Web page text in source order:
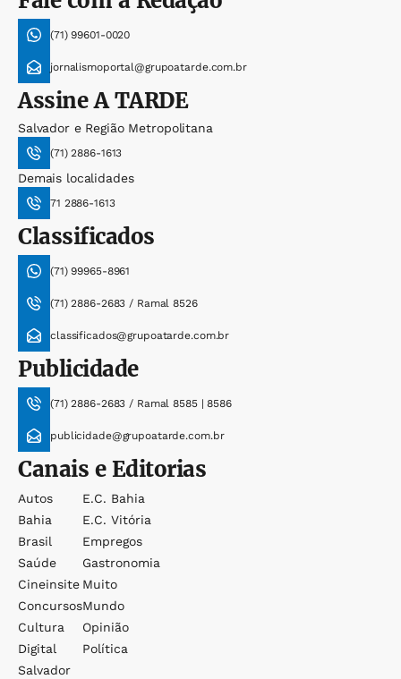
(71) 99601-0020
jornalismoportal@grupoatarde.com.br
AssineA TARDE
Salvador e Região Metropolitana
(71) 2886-1613
Demais localidades
71 2886-1613
Classificados
(71) 99965-8961
(71) 2886-2683 / Ramal 8526
classificados@grupoatarde.com.br
Publicidade
(71) 2886-2683 / Ramal 8585 | 8586
publicidade@grupoatarde.com.br
Canais e Editorias
Autos
Bahia
Brasil
Saúde
Cineinsite
Concursos
Cultura
Digital
Salvador
E.c. Bahia
E.c. Vitória
Empregos
Gastronomia
Muito
Mundo
Opinião
Política